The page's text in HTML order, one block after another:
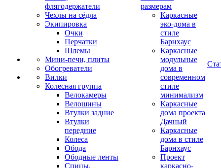
флягодержатели
Чехлы на сёдла
Экипировка
Очки
Перчатки
Шлемы
Мини-печи, плиты
Обогреватели
Вилки
Колесная группа
Велокамеры
Велошины
Втулки задние
Втулки
передние
Колеса
Обода
Ободные ленты
Спицы,
размерам
Каркасные
эко-дома в
стиле
Барнхаус
Каркасные
модульные
дома в
современном
стиле
минимализм
Каркасные
дома проекта
Дачный
Каркасные
дома в стиле
Барнхаус
Проект
каркасно-